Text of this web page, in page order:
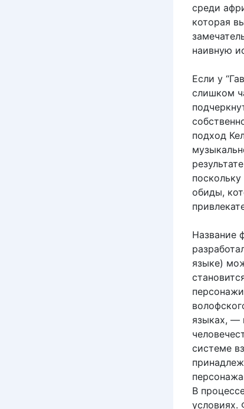
среди
которая
наивную
Если у
слишком
подход
обиды,
Название
языке)
языках, —
системе
В
условиях.